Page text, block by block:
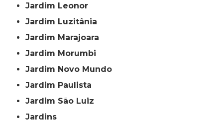
Jardim Leonor
Jardim Luzitânia
Jardim Marajoara
Jardim Morumbi
Jardim Novo Mundo
Jardim Paulista
Jardim São Luiz
Jardins